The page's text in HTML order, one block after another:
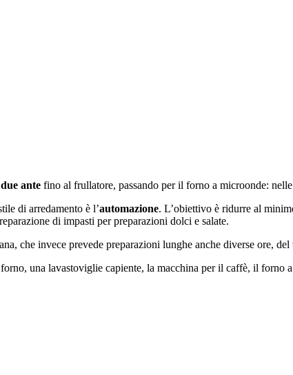
ante fino al frullatore, passando per il forno a microonde: nelle
di arredamento è l’automazione. L’obiettivo è ridurre al
di impasti per preparazioni dolci e salate.
che invece prevede preparazioni lunghe anche diverse ore,
una lavastoviglie capiente, la macchina per il caffè, il